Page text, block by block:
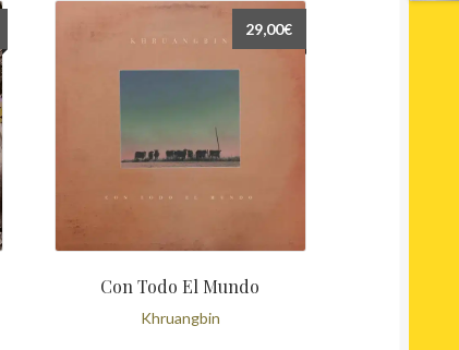
Con Todo El Mundo
Khruangbin
29,00€